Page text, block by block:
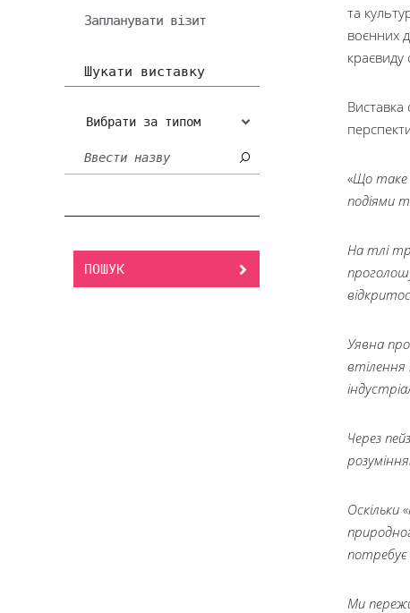
Запланувати візит
Шукати виставку
Вибрати за типом
ПОШУК
та
воєнних
краєвиду
Виставка
«Що таке
подіями
На тлі
Уявна
Через
Ми